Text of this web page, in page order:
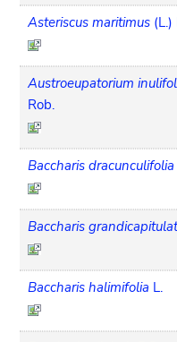
Asteriscus maritimus (L.)
Austroeupatorium
Rob.
Baccharis dracunculifolia
Baccharis
Baccharis halimifolia L.